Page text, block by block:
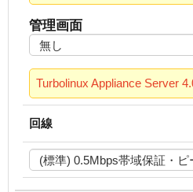
管理画面
Turbolinux Appliance Server
回線